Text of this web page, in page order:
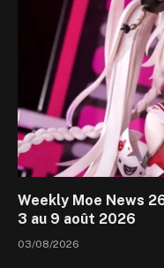
Weekly Moe News
3 au 9 août 2026
03/08/2026